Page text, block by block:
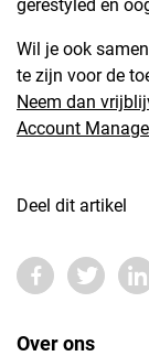
gerestyled en
Wil je ook
te zijn voor de
Neem dan
Account
Deel dit artikel
Over ons